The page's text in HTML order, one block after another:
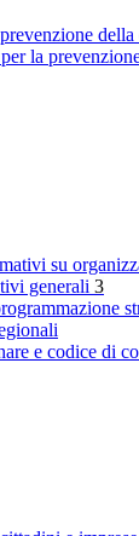
la
su
generali 3
e codice di